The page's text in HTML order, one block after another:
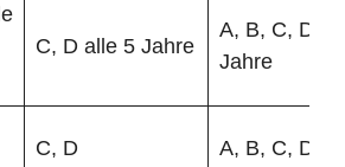
C, D alle 5 Jahre
A, B, C, D
Jahre
C, D A, B, C, D